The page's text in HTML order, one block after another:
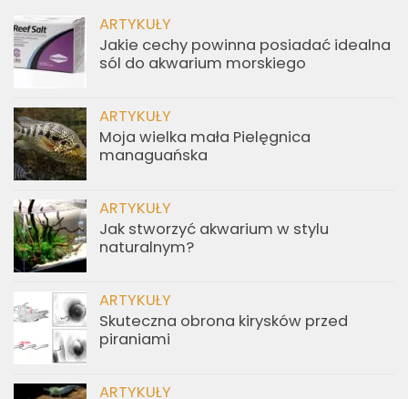
ARTYKUŁY
Jakie cechy powinna posiadać idealna
sól do akwarium morskiego
ARTYKUŁY
Moja wielka mała Pielęgnica
managuańska
ARTYKUŁY
Jak stworzyć akwarium w stylu
naturalnym?
ARTYKUŁY
Skuteczna obrona kirysków przed
piraniami
ARTYKUŁY